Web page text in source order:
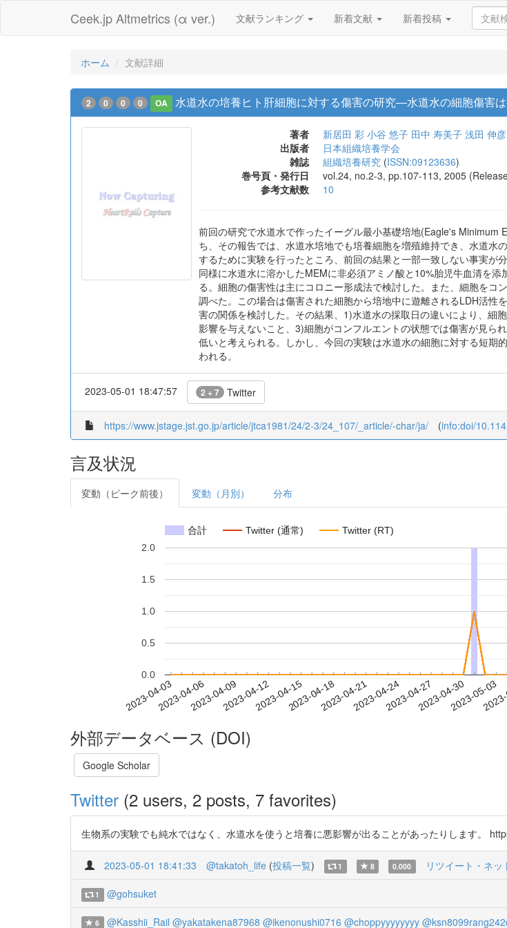
Ceek.jp Altmetrics (α ver.) 文献ランキング 新着文献 新着投稿
ホーム 文献詳細
2 0 0 0 OA 水道水の培養ヒト肝細胞に対する傷害の研究―水道水の細胞傷害
著者 新居田 彩 小谷 悠子 田中 寿美子 浅田 伸彦
出版者
日本組織培養学会
雑誌
組織培養研究 (ISSN:09123636)
巻号頁・発行日
vol.24, no.2-3, pp.107-113, 2005
参考文献数
10
前回の研究で水道水で作ったイーグル最小基礎培地(Eagle's
ち、その報告では、水道水培地でも培養細胞を増殖維持でき、水道
するために実験を行ったところ、前回の結果と一部一致しない事実が
同様に水道水に溶かしたMEMに非必須アミノ酸と10%胎児牛血清を
る。細胞の傷害性は主にコロニー形成法で検討した。また、細胞を
調べた。この場合は傷害された細胞から培地中に遊離されるLDH活
害の関係を検討した。その結果、1)水道水の採取日の違いにより、細
影響を与えないこと、3)細胞がコンフルエントの状態では傷害が見ら
低いと考えられる。しかし、今回の実験は水道水の細胞に対する短
われる。
2023-05-01 18:47:57 2 + 7 Twitter
https://www.jstage.jst.go.jp/article/jtca1981/24/2-3/24_107/_article/-char/ja/ (info:doi/
言及状況
変動（ピーク前後） 変動（月別） 分布
合計 Twitter (通常) Twitter (RT)
2023-04-032023-04-062023-04-092023-04-122023-04-152023-04-182023-04-212023-04-242023-04-272023-04-302023-05-03
0.0
0.5
1.0
1.5
2.0
外部データベース (DOI)
Google Scholar
Twitter (2 users, 2 posts, 7 favorites)
生物系の実験でも純水ではなく、水道水を使うと培養に悪影響が出ることがあったりします。
2023-05-01 18:41:33 @takatoh_life (投稿一覧) 1 8 0.000 リツイート・ネ
1 @gohsuket
6 @Kasshii_Rail @yakatakena87968 @ikenonushi0716 @choppyyyyyyyy